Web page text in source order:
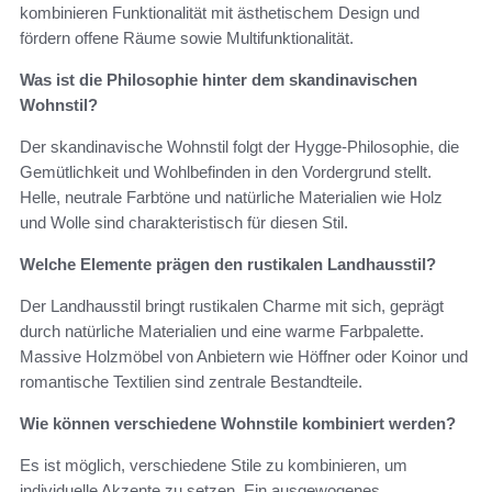
kombinieren Funktionalität mit ästhetischem Design und
fördern offene Räume sowie Multifunktionalität.
Was ist die Philosophie hinter dem skandinavischen
Wohnstil?
Der skandinavische Wohnstil folgt der Hygge-Philosophie, die
Gemütlichkeit und Wohlbefinden in den Vordergrund stellt.
Helle, neutrale Farbtöne und natürliche Materialien wie Holz
und Wolle sind charakteristisch für diesen Stil.
Welche Elemente prägen den rustikalen Landhausstil?
Der Landhausstil bringt rustikalen Charme mit sich, geprägt
durch natürliche Materialien und eine warme Farbpalette.
Massive Holzmöbel von Anbietern wie Höffner oder Koinor und
romantische Textilien sind zentrale Bestandteile.
Wie können verschiedene Wohnstile kombiniert werden?
Es ist möglich, verschiedene Stile zu kombinieren, um